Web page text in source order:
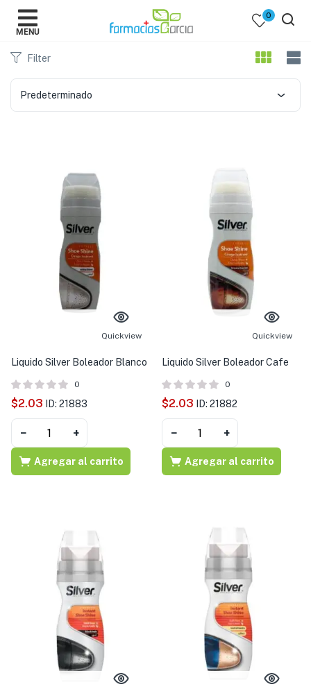
MENU
0
Filter
Predeterminado
Quickview
Liquido Silver Boleador Blanco
0
$2.03 ID: 21883
− +
Agregar al carrito
Quickview
Liquido Silver Boleador Cafe
0
$2.03 ID: 21882
− +
Agregar al carrito